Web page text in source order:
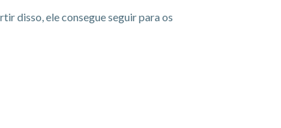
disso, ele consegue seguir para os